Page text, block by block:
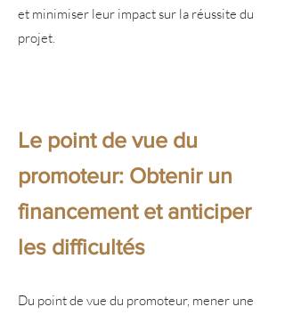
et minimiser leur impact sur la réussite du
projet.
Le point de vue du
promoteur: Obtenir un
financement et anticiper
les difficultés
Du point de vue du promoteur, mener une